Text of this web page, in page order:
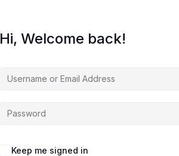
Hi, Welcome back!
Keep me signed in